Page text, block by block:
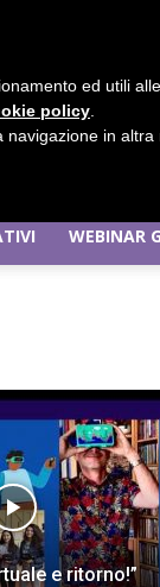
WEBINAR
e ritorno!”
ed utili
policy
in altra